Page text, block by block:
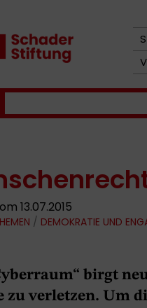
13.07.2015
/ DEMOKRATIE UND
birgt
zu verletzen. Um